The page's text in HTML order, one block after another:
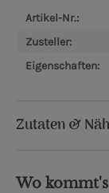
Artikel-Nr.:
Zusteller:
Eigenschaften:
Zutaten &
Wo kommt's